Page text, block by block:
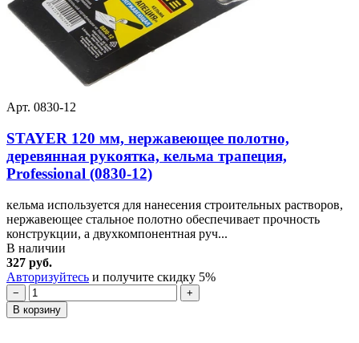
Арт. 0830-12
STAYER 120 мм, нержавеющее полотно,
деревянная рукоятка, кельма трапеция,
Professional (0830-12)
кельма используется для нанесения строительных растворов,
нержавеющее стальное полотно обеспечивает прочность
конструкции, а двухкомпонентная руч...
В наличии
327 руб.
Авторизуйтесь и получите скидку 5%
−
+
В корзину